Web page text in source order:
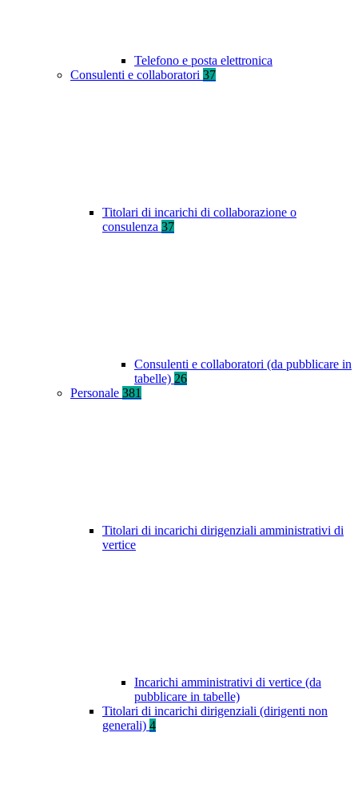
Telefono e posta elettronica
Consulenti e collaboratori 37
Titolari di incarichi di collaborazione o
consulenza 37
Consulenti e collaboratori (da pubblicare in
tabelle) 26
Personale 381
Titolari di incarichi dirigenziali amministrativi di
vertice
Incarichi amministrativi di vertice (da
pubblicare in tabelle)
Titolari di incarichi dirigenziali (dirigenti non
generali) 4